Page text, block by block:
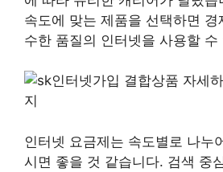
속도에 맞는 제품을 선택하면
수한 품질의 인터넷을 사용할 수
인터넷 요금제는 속도별로 나누
시면 좋을 것 같습니다. 검색 중